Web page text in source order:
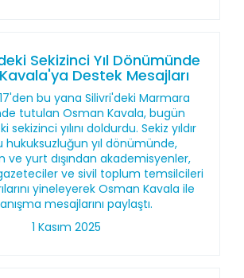
Sekizinci Yıl Dönümünde
Destek Mesajları
bu yana Silivri'deki Marmara
tutulan Osman Kavala, bugün
sekizinci yılını doldurdu. Sekiz yıldır
hukuksuzluğun yıl dönümünde,
ve yurt dışından akademisyenler,
ve sivil toplum temsilcileri
yineleyerek Osman Kavala ile
mesajlarını paylaştı.
1 Kasım 2025